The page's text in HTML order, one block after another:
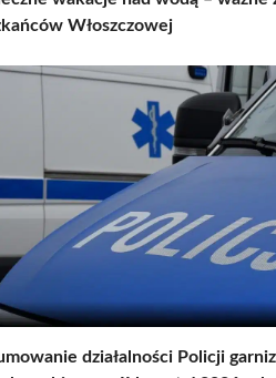
Włoszczowej
działalności Policji